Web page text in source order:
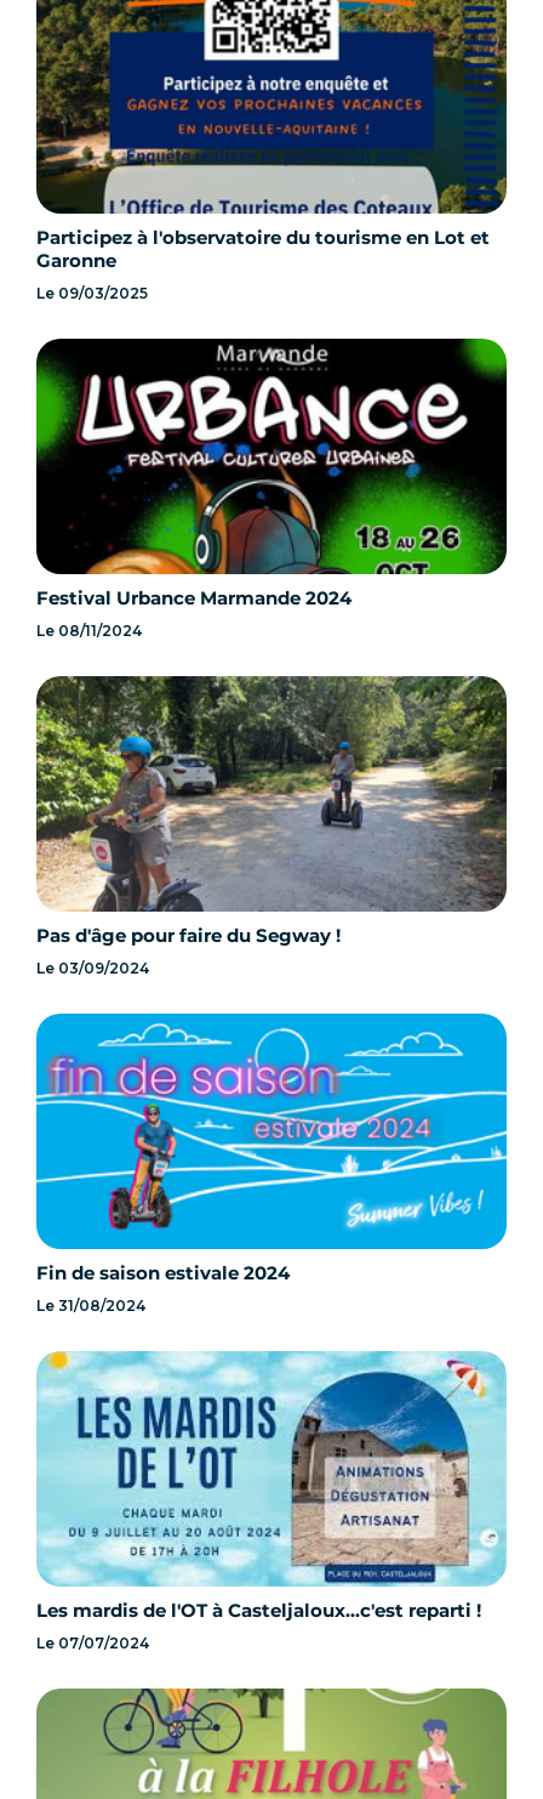
Participez à l'observatoire du tourisme en Lot et
Garonne
Le 09/03/2025
Festival Urbance Marmande 2024
Le 08/11/2024
Pas d'âge pour faire du Segway !
Le 03/09/2024
Fin de saison estivale 2024
Le 31/08/2024
Les mardis de l'OT à Casteljaloux...c'est reparti !
Le 07/07/2024